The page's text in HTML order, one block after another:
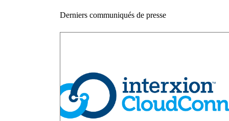
Derniers communiqués de presse